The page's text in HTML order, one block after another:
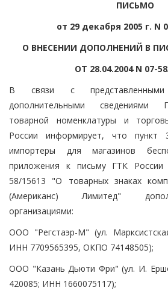
ПИСЬМО
от 29 декабря 2005 г. N
О ВНЕСЕНИИ ДОПОЛНЕНИЙ В
ОТ 28.04.2004 N 07-
В связи с представленными
дополнительными сведениями
товарной номенклатуры и
России информирует, что пункт
импортеры для магазинов
приложения к письму ГТК
58/15613 "О товарных знаках
(Американс) Лимитед"
организациями:
ООО "Регстаэр-М" (ул.
ИНН 7709565395, ОКПО 74148505);
ООО "Казань Дьюти Фри" (ул. И.
420085; ИНН 1660075117);